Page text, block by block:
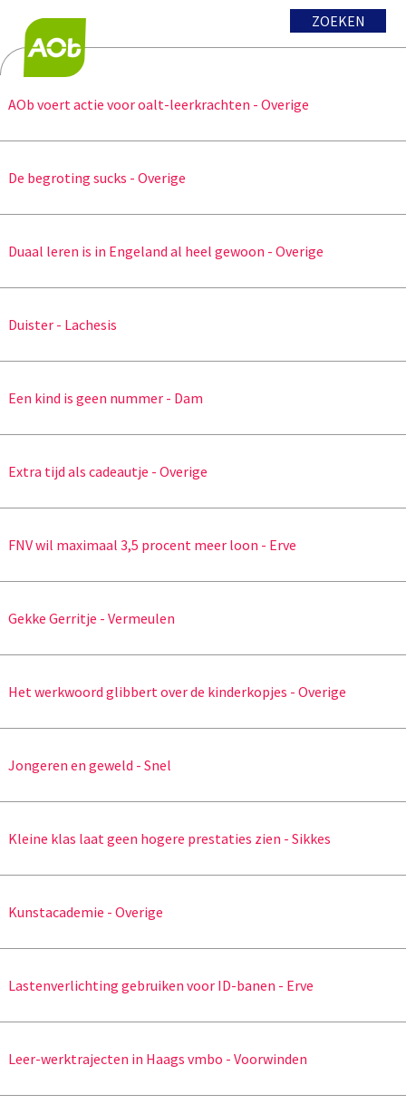
ZOEKEN
AOb voert actie voor oalt-leerkrachten - Overige
De begroting sucks - Overige
Duaal leren is in Engeland al heel gewoon - Overige
Duister - Lachesis
Een kind is geen nummer - Dam
Extra tijd als cadeautje - Overige
FNV wil maximaal 3,5 procent meer loon - Erve
Gekke Gerritje - Vermeulen
Het werkwoord glibbert over de kinderkopjes - Overige
Jongeren en geweld - Snel
Kleine klas laat geen hogere prestaties zien - Sikkes
Kunstacademie - Overige
Lastenverlichting gebruiken voor ID-banen - Erve
Leer-werktrajecten in Haags vmbo - Voorwinden